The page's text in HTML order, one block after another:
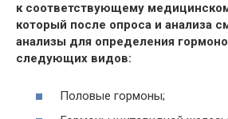
к соответствующему
который после опроса и анализа
анализы для определения
следующих видов:
Половые гормоны;